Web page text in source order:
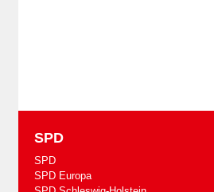
SPD
SPD
SPD Europa